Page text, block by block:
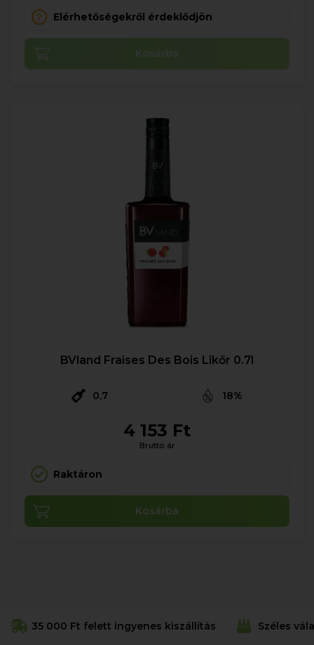
Elérhetőségekről érdeklődjön
Kosárba
BVland Fraises Des Bois Likőr 0.7l
0,7 18%
4 153 Ft
Bruttó ár
Raktáron
Kosárba
35 000 Ft felett ingyenes kiszállítás Széles